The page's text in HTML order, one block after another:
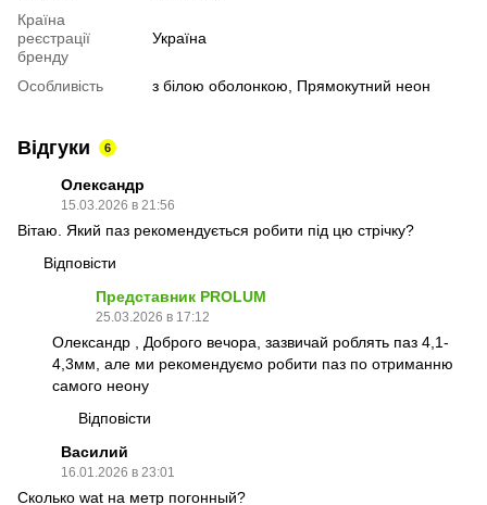
Країна
реєстрації
бренду
Україна
Особливість з білою оболонкою, Прямокутний неон
Відгуки 6
Олександр
15.03.2026 в 21:56
Вітаю. Який паз рекомендується робити під цю стрічку?
Відповісти
Представник PROLUM
25.03.2026 в 17:12
Олександр , Доброго вечора, зазвичай роблять паз 4,1-
4,3мм, але ми рекомендуємо робити паз по отриманню
самого неону
Відповісти
Василий
16.01.2026 в 23:01
Сколько wat на метр погонный?